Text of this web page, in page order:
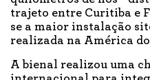
trajeto entre Curitiba e
se a maior instalação
realizada na América
A bienal realizou uma